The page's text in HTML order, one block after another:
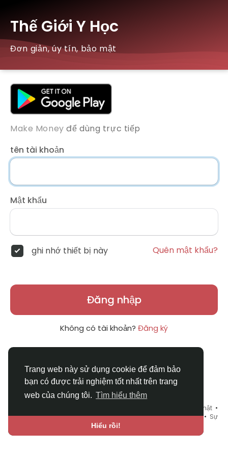
Trang web này sử dụng cookie để đảm bảo
bạn có được trải nghiệm tốt nhất trên trang
web của chúng tôi. Tìm hiểu thêm
Hiểu rồi!
Thế Giới Y Học
Đơn giản, úy tín, bảo mật
Make Money để dùng trực tiếp
tên tài khoản
Mật khẩu
ghi nhớ thiết bị này Quên mật khẩu?
Đăng nhập
Không có tài khoản? Đăng ký
Chính sách bảo mật •
Liên hệ chúng tôi•Bao Quát•Danh mục•Blog•Diễn đàn• Sự
Chợ Tình•